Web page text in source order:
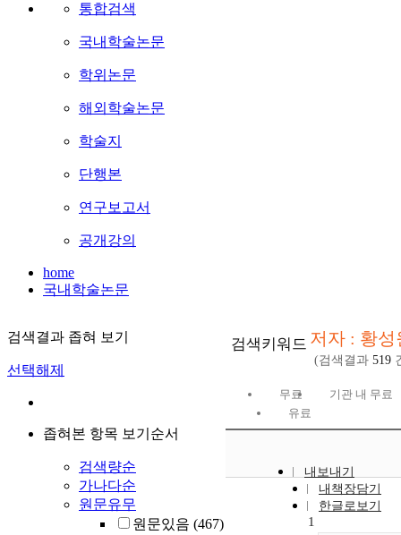
통합검색
국내학술논문
학위논문
해외학술논문
학술지
단행본
연구보고서
공개강의
home
국내학술논문
검색결과 좁혀 보기
선택해제
좁혀본 항목 보기순서
검색량순
가나다순
원문유무
원문있음 (467)
검색키워드 저자 : 황성
(검색결과 519
무료
기관 내 무료
유료
내보내기
내책장담기
한글로보기
1